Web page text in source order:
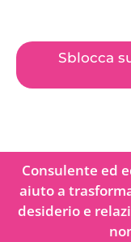
Sblocca
Consulente ed
aiuto a
desiderio e